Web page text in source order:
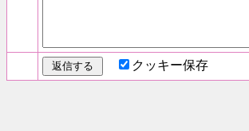
クッキー保存